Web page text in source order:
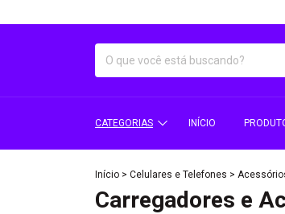
CATEGORIAS INÍCIO
Início > Celulares e Telefones >
Carregadores e